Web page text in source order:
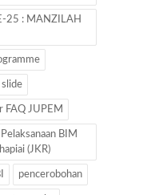
25 : MANZILAH
slide
FAQ JUPEM
BIM
(JKR)
pencerobohan